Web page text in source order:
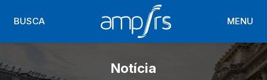
BUSCA MENU
Notícia